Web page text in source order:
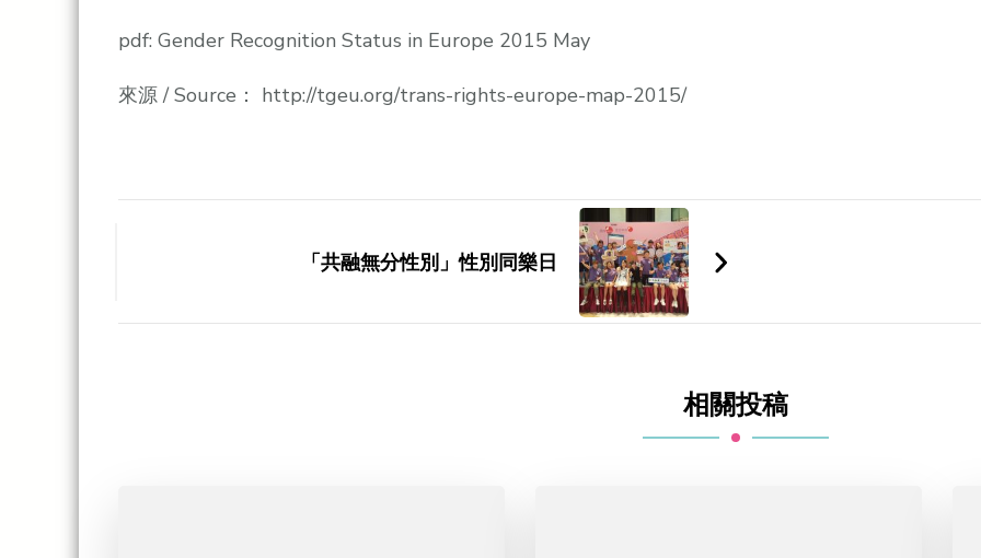
pdf: Gender Recognition Status in Europe 2015 May
來源 / Source： http://tgeu.org/trans-rights-europe-map-2015/
Navigation「共融無分性別」性別同樂日
相關投稿